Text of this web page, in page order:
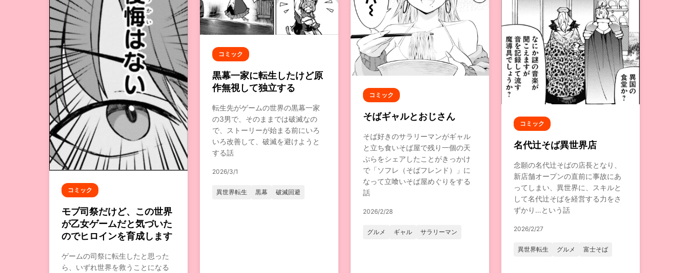
コミック
モブ司祭だけど、この世界
が乙女ゲームだと気づいた
のでヒロインを育成します
ゲームの司祭に転生したと思った
ら、いずれ世界を救うことになる
コミック
黒幕一家に転生したけど原
作無視して独立する
転生先がゲームの世界の黒幕一家
の3男で、そのままでは破滅なの
で、ストーリーが始まる前にいろ
いろ改善して、破滅を避けようと
する話
2026/3/1
異世界転生 黒幕 破滅回避
コミック
そばギャルとおじさん
そば好きのサラリーマンがギャル
と立ち食いそば屋で残り一個の天
ぷらをシェアしたことがきっかけ
で「ソフレ（そばフレンド）」に
なって立喰いそば屋めぐりをする
話
2026/2/28
グルメ ギャル サラリーマン
コミック
名代辻そば異世界店
念願の名代辻そばの店長となり、
新店舗オープンの直前に事故にあ
ってしまい、異世界に、スキルと
して名代辻そばを経営する力をさ
ずかり…という話
2026/2/27
異世界転生 グルメ 富士そば